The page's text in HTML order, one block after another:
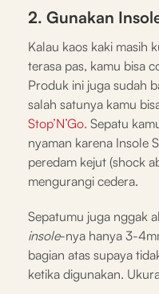
2. Gunakan
Kalau kaos kaki masih
terasa pas, kamu bisa
Produk ini juga sudah
salah satunya kamu
Stop’N’Go. Sepatu
nyaman karena Insole
peredam kejut (shock
mengurangi cedera.
Sepatumu juga nggak
insole-nya hanya 3-
bagian atas supaya
ketika digunakan.